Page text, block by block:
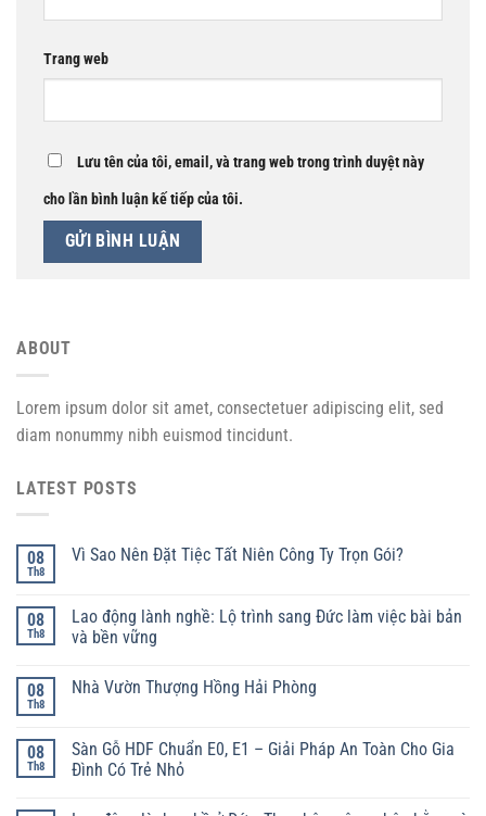
Trang web
Lưu tên của tôi, email, và trang web trong trình duyệt này
cho lần bình luận kế tiếp của tôi.
ABOUT
Lorem ipsum dolor sit amet, consectetuer adipiscing elit, sed
diam nonummy nibh euismod tincidunt.
LATEST POSTS
08
Th8
Vì Sao Nên Đặt Tiệc Tất Niên Công Ty Trọn Gói?
08
Th8
Lao động lành nghề: Lộ trình sang Đức làm việc bài bản
và bền vững
08
Th8
Nhà Vườn Thượng Hồng Hải Phòng
08
Th8
Sàn Gỗ HDF Chuẩn E0, E1 – Giải Pháp An Toàn Cho Gia
Đình Có Trẻ Nhỏ